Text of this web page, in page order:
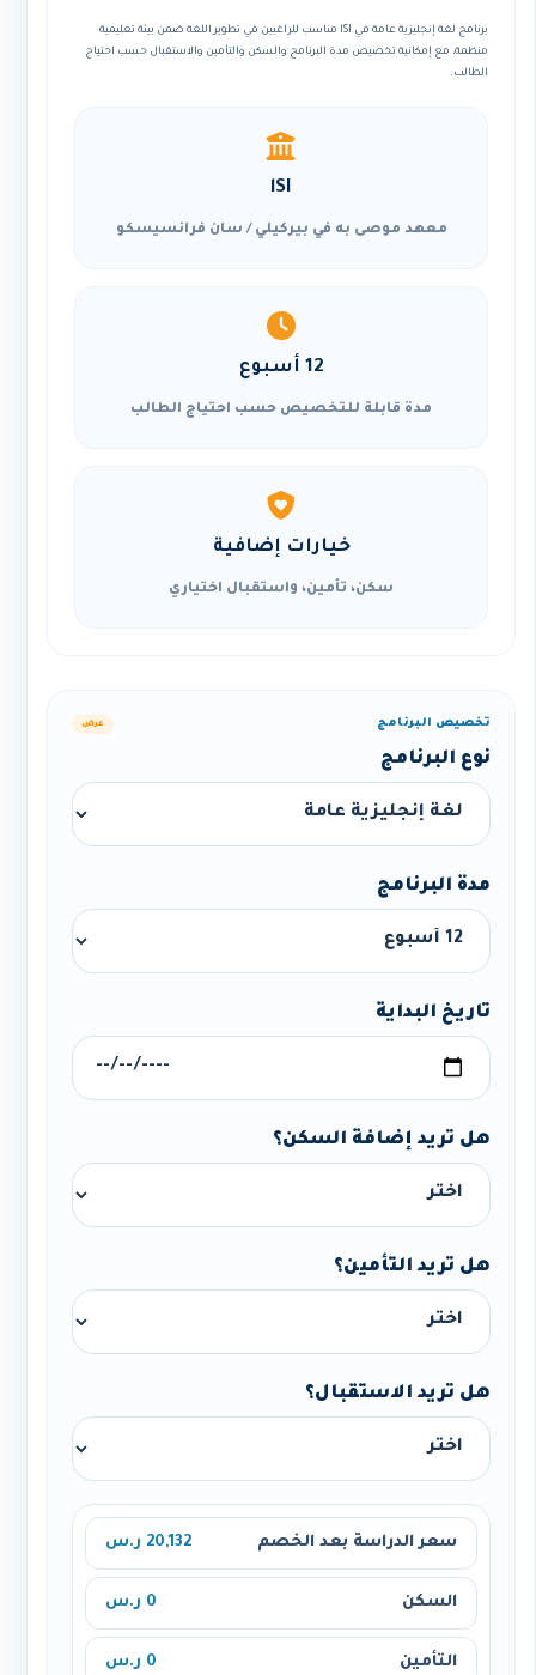
برنامج لغة إنجليزية عامة في lSI مناسب للراغبين في تطوير اللغة ضمن بيئة تعليمية
منظمة، مع إمكانية تخصيص مدة البرنامج والسكن والتأمين والاستقبال حسب احتياج
الطالب.
lSI
معهد موصى به في بيركيلي / سان فرانسيسكو
12 أسبوع
مدة قابلة للتخصيص حسب احتياج الطالب
خيارات إضافية
سكن، تأمين، واستقبال اختياري
تخصيص البرنامج عرض
نوع البرنامج
مدة البرنامج
تاريخ البداية
هل تريد إضافة السكن؟
هل تريد التأمين؟
هل تريد الاستقبال؟
سعر الدراسة بعد الخصم 20,132 ر.س
السكن 0 ر.س
التأمين 0 ر.س